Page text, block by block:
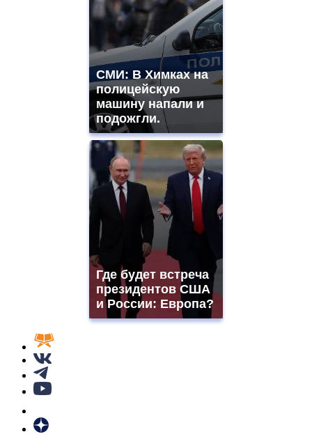
СМИ: В Химках на
полицейскую
машину напали и
подожгли.
Где будет встреча
президентов США
и России: Европа?